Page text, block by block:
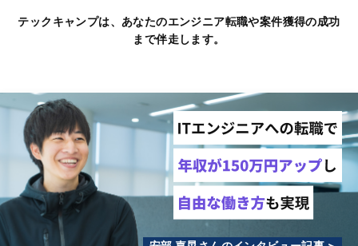
テックキャンプは、あなたのエンジニア転職や案件獲得の成功
まで伴走します。